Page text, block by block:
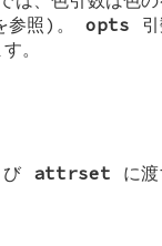
参照)。opts
。
attrset に渡